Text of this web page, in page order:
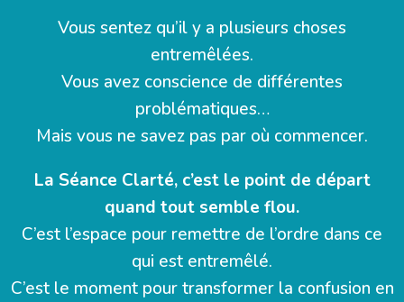
Vous sentez qu’il y a plusieurs choses
entremêlées.
Vous avez conscience de différentes
problématiques…
Mais vous ne savez pas par où commencer.
La Séance Clarté, c’est le point de départ
quand tout semble flou.
C’est l’espace pour remettre de l’ordre dans ce
qui est entremêlé.
C’est le moment pour transformer la confusion en